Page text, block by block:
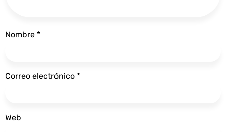
Nombre *
Correo electrónico *
Web